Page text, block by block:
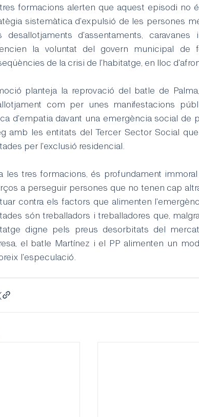
formacions alerten que aquest episodi no
sistemàtica d'expulsió de les persones
desallotjaments d'assentaments,
la voluntat del govern municipal de
de la crisi de l'habitatge, en lloc
planteja la reprovació del batle de
com per unes manifestacions
d'empatia davant una emergència social de
amb les entitats del Tercer Sector Social
per l'exclusió residencial.
les tres formacions, és profundament
a perseguir persones que no tenen cap
contra els factors que alimenten
són treballadors i treballadores que,
digne pels preus desorbitats del
el batle Martínez i el PP alimenten un
l'especulació.